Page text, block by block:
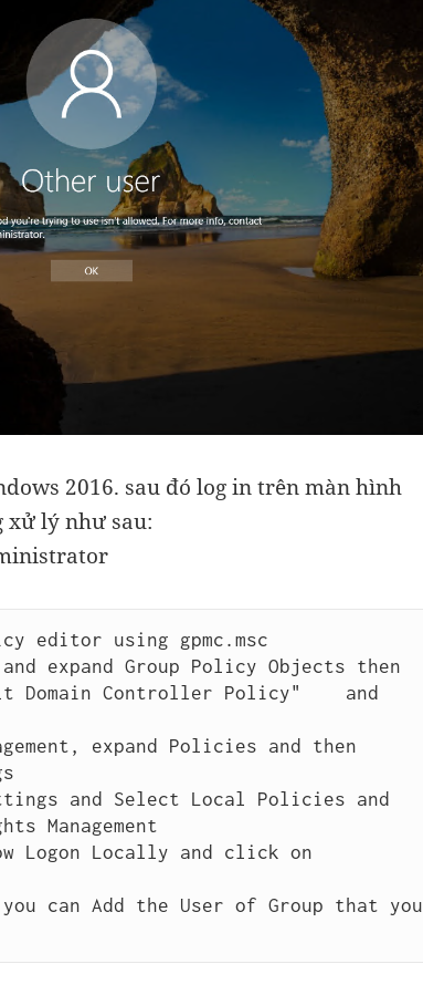
2016. sau đó log in trên màn hình
xử lý như sau:
editor using gpmc.msc
expand Group Policy Objects then
Domain Controller Policy"    and
expand Policies and then
and Select Local Policies and
Management
Logon Locally and click on
can Add the User of Group that you